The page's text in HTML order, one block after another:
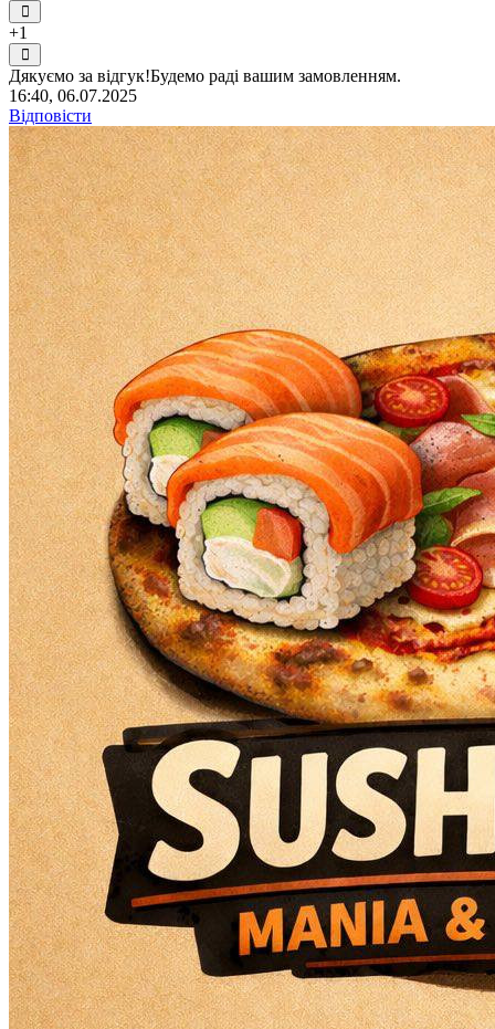
+1
Дякуємо за відгук!Будемо раді вашим замовленням.
16:40, 06.07.2025
Відповісти